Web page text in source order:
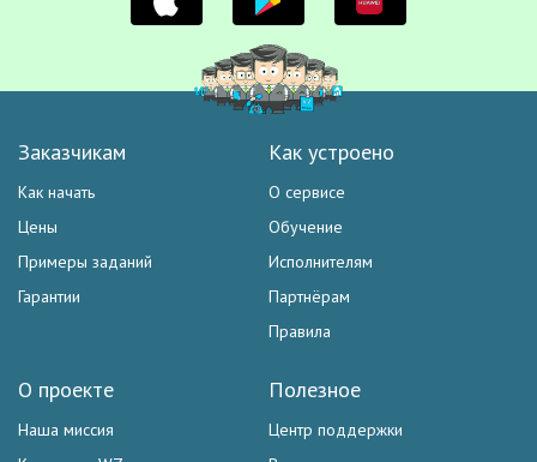
Заказчикам
Как начать
Цены
Примеры заданий
Гарантии
Как устроено
О сервисе
Обучение
Исполнителям
Партнёрам
Правила
Полезное
Центр поддержки
О проекте
Наша миссия